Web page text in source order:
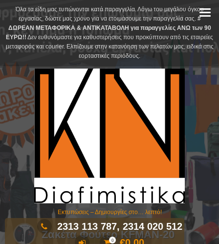
content
Όλα τα είδη μας τυπώνονται κατά παραγγελία. Λόγω του μεγάλου όγκου
εργασίας, δώστε μας χρόνο για να ετοιμάσουμε την παραγγελία σας. #
ΔΩΡΕΑΝ ΜΕΤΑΦΟΡΙΚΑ & ΑΝΤΙΚΑΤΑΒΟΛΗ για παραγγελίες ΑΝΩ των 90
ΕΥΡΩ!! Δεν ευθυνόμαστε για καθυστερήσεις που προκύπτουν από τις εταιρείες
μεταφοράς και courier. Ελπίζουμε στην κατανόηση των πελατών μας, ειδικά στις
εορταστικές περιόδους.
Εκτυπώσεις – Δημιουργίες στο… λεπτό!
2313 113 787, 2314 020 512
0
Ζακέτα Φούτερ KFMAN-20